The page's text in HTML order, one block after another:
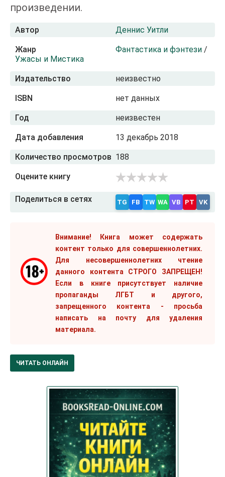
произведении.
Автор Деннис Уитли
Жанр Фантастика и фэнтези /
Ужасы и Мистика
Издательство неизвестно
ISBN нет данных
Год неизвестен
Дата добавления 13 декабрь 2018
Количество просмотров 188
Оцените книгу
Поделиться в сетях TG FB TW WA VB PT VK
Внимание! Книга может содержать
контент только для совершеннолетних.
Для несовершеннолетних чтение
данного контента СТРОГО ЗАПРЕЩЕН!
Если в книге присутствует наличие
пропаганды ЛГБТ и другого,
запрещенного контента - просьба
написать на почту для удаления
материала.
ЧИТАТЬ ОНЛАЙН